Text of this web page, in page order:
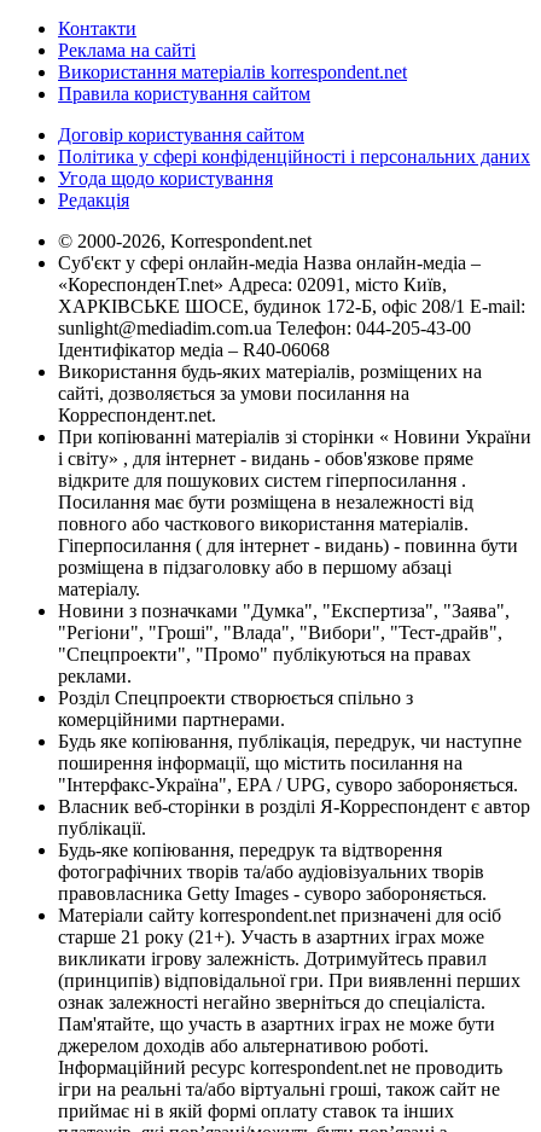
Контакти
Реклама на сайті
Використання матеріалів korrespondent.net
Правила користування сайтом
Договір користування сайтом
Політика у сфері конфіденційності і персональних даних
Угода щодо користування
Редакція
© 2000-2026, Korrespondent.net
Суб'єкт у сфері онлайн-медіа Назва онлайн-медіа –
«КореспонденТ.net» Адреса: 02091, місто Київ,
ХАРКІВСЬКЕ ШОСЕ, будинок 172-Б, офіс 208/1 E-mail:
sunlight@mediadim.com.ua Телефон: 044-205-43-00
Ідентифікатор медіа – R40-06068
Використання будь-яких матеріалів, розміщених на
сайті, дозволяється за умови посилання на
Корреспондент.net.
При копіюванні матеріалів зі сторінки « Новини України
і світу» , для інтернет - видань - обов'язкове пряме
відкрите для пошукових систем гіперпосилання .
Посилання має бути розміщена в незалежності від
повного або часткового використання матеріалів.
Гіперпосилання ( для інтернет - видань) - повинна бути
розміщена в підзаголовку або в першому абзаці
матеріалу.
Новини з позначками "Думка", "Експертиза", "Заява",
"Регіони", "Гроші", "Влада", "Вибори", "Тест-драйв",
"Спецпроекти", "Промо" публікуються на правах
реклами.
Розділ Спецпроекти створюється спільно з
комерційними партнерами.
Будь яке копіювання, публікація, передрук, чи наступне
поширення інформації, що містить посилання на
"Інтерфакс-Україна", EPA / UPG, суворо забороняється.
Власник веб-сторінки в розділі Я-Корреспондент є автор
публікації.
Будь-яке копіювання, передрук та відтворення
фотографічних творів та/або аудіовізуальних творів
правовласника Getty Images - суворо забороняється.
Матеріали сайту korrespondent.net призначені для осіб
старше 21 року (21+). Участь в азартних іграх може
викликати ігрову залежність. Дотримуйтесь правил
(принципів) відповідальної гри. При виявленні перших
ознак залежності негайно зверніться до спеціаліста.
Пам'ятайте, що участь в азартних іграх не може бути
джерелом доходів або альтернативою роботі.
Інформаційний ресурс korrespondent.net не проводить
ігри на реальні та/або віртуальні гроші, також сайт не
приймає ні в якій формі оплату ставок та інших